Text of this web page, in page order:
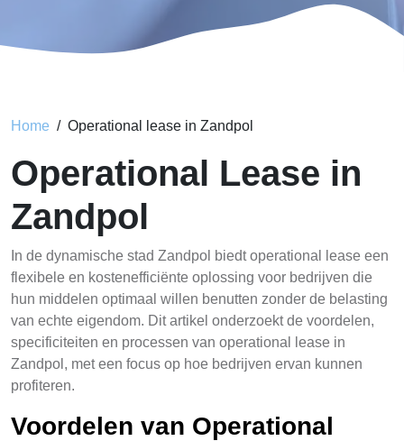
Home Operational lease in Zandpol
Operational Lease in
Zandpol
In de dynamische stad Zandpol biedt operational lease een
flexibele en kostenefficiënte oplossing voor bedrijven die
hun middelen optimaal willen benutten zonder de belasting
van echte eigendom. Dit artikel onderzoekt de voordelen,
specificiteiten en processen van operational lease in
Zandpol, met een focus op hoe bedrijven ervan kunnen
profiteren.
Voordelen van Operational